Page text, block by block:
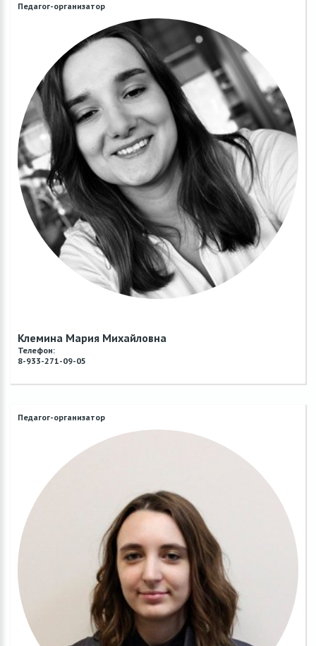
Педагог-организатор
Клемина Мария Михайловна
Телефон:
8-933-271-09-05
Педагог-организатор